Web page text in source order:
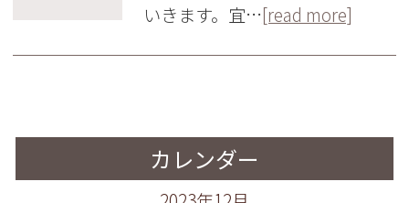
いきます。宜…[read more]
カレンダー